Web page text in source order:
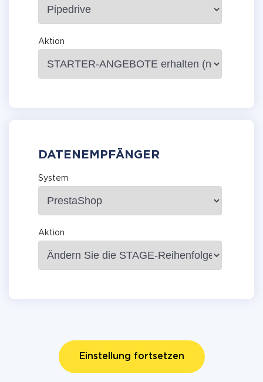
Aktion
DATENEMPFÄNGER
System
Aktion
Einstellung fortsetzen